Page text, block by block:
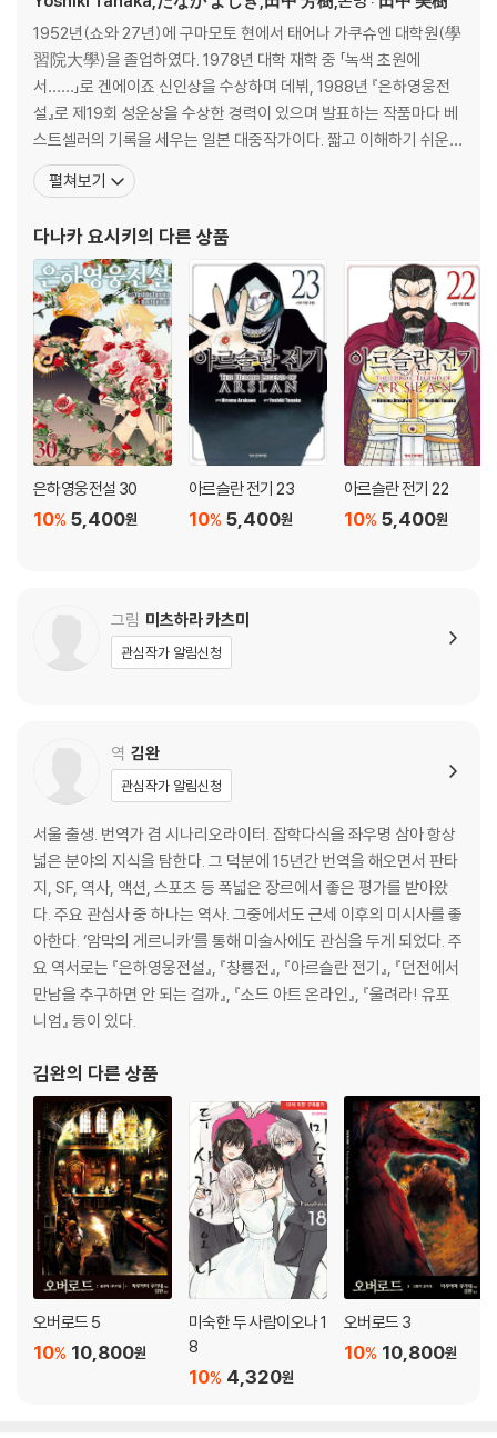
1952년(쇼와 27년)에 구마모토 현에서 태어나 가쿠슈엔 대학원(學
習院大學)을 졸업하였다. 1978년 대학 재학 중 「녹색 초원에
서……」로 겐에이죠 신인상을 수상하며 데뷔, 1988년 『은하영웅전
설』로 제19회 성운상을 수상한 경력이 있으며 발표하는 작품마다 베
스트셀러의 기록을 세우는 일본 대중작가이다. 짧고 이해하기 쉬운
간결한 문체와 상호연관관계가 전혀 흐트러지지 않는 짜임새있는 일
관된 구조로 스토리의 호흡을 매끄럽게 이어간다는 평을 받고 있다.
품은 모두 애니메이션으로 제작되었다. 특히 일본에서만 950
펼쳐보기
다나카 요시키 의 다른 상품
은하영웅전설 30
5,400원
10%
아르슬란 전기 23
5,400원
10%
아르슬란 전기 22
5,400원
10%
그림 미츠하라 카츠미
관심작가 알림신청
역 김완
관심작가 알림신청
서울 출생. 번역가 겸 시나리오라이터. 잡학다식을 좌우명 삼아 항상
넓은 분야의 지식을 탐한다. 그 덕분에 15년간 번역을 해오면서 판타
지, SF, 역사, 액션, 스포츠 등 폭넓은 장르에서 좋은 평가를 받아왔
다. 주요 관심사 중 하나는 역사. 그중에서도 근세 이후의 미시사를 좋
아한다. ‘암막의 게르니카’를 통해 미술사에도 관심을 두게 되었다. 주
요 역서로는 『은하영웅전설』, 『창룡전』, 『아르슬란 전기』, 『던전에서
만남을 추구하면 안 되는 걸까』, 『소드 아트 온라인』, 『울려라! 유포
니엄』 등이 있다.
김완의 다른 상품
오버로드 5
10,800원
10%
미숙한 두 사람이오나 1
8
4,320원
10%
오버로드 3
10,800원
10%